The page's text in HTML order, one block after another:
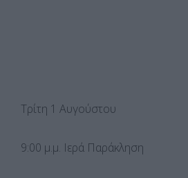
Τρίτη 1 Αυγούστου
9:00 μ.μ. Ιερά Παράκληση